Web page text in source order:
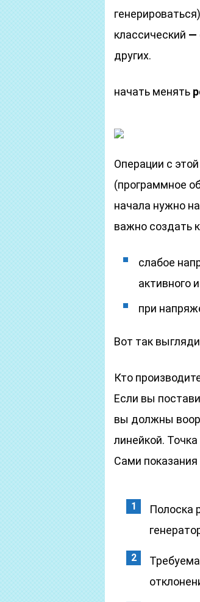
классический —
других.
начать менять
Операции с
(программное
начала нужно
важно создать
слабое
активного
при
Вот так
Кто
Если вы
вы должны
линейкой.
Сами
Полоска